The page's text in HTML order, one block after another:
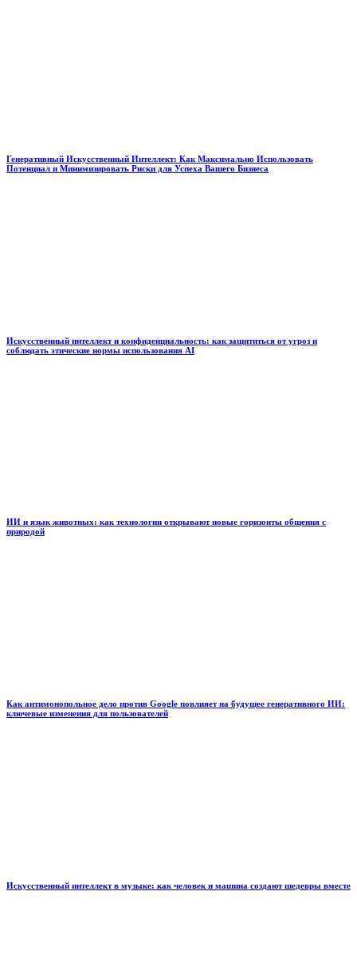
Генеративный Искусственный Интеллект: Как Максимально Использовать
Потенциал и Минимизировать Риски для Успеха Вашего Бизнеса
Искусственный интеллект и конфиденциальность: как защититься от угроз и
соблюдать этические нормы использования AI
ИИ и язык животных: как технологии открывают новые горизонты общения с
природой
Как антимонопольное дело против Google повлияет на будущее генеративного ИИ:
ключевые изменения для пользователей
Искусственный интеллект в музыке: как человек и машина создают шедевры вместе